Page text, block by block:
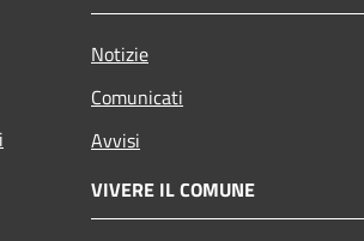
Notizie
Comunicati
Avvisi
VIVERE IL COMUNE